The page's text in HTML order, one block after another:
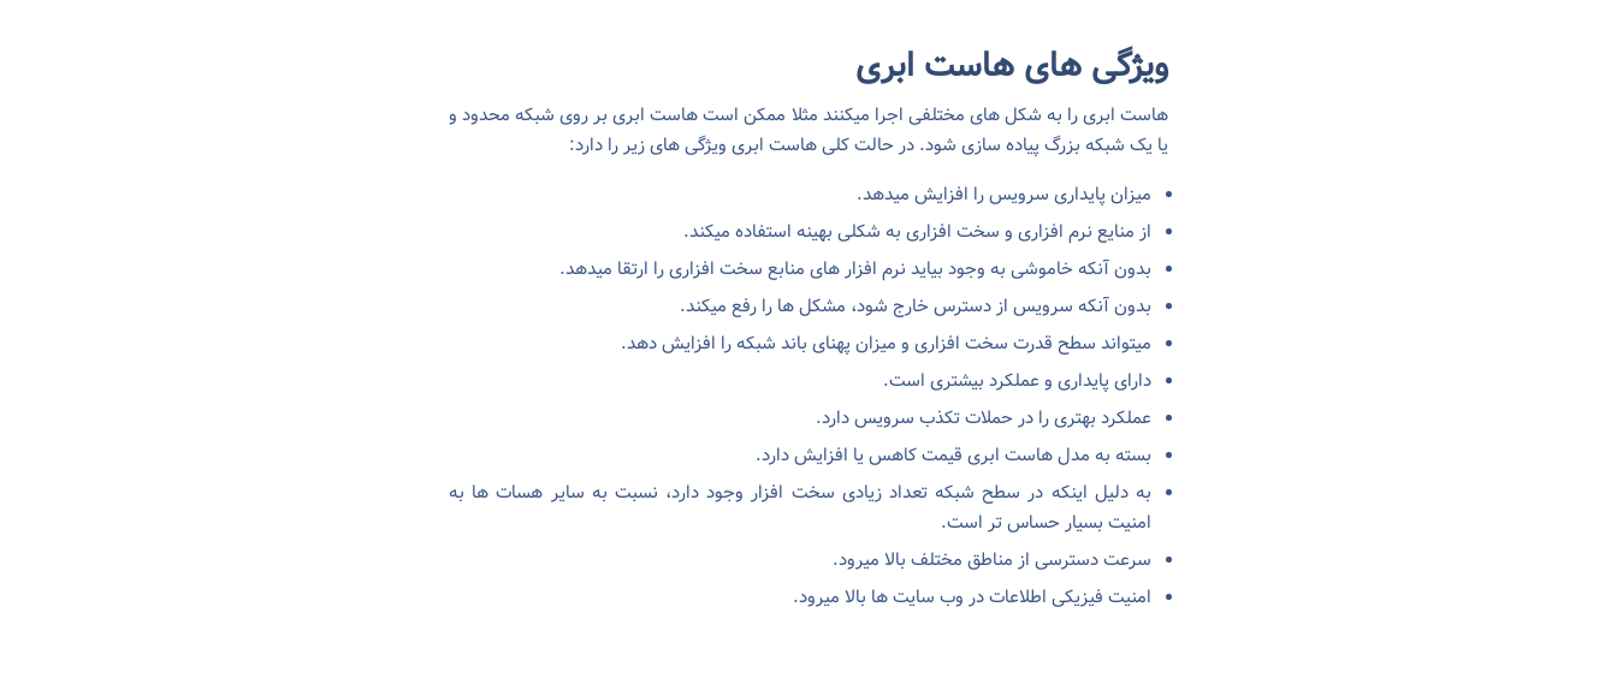
ویژگی های هاست ابری
هاست ابری را به شکل های مختلفی اجرا میکنند مثلا ممکن است هاست ابری بر روی شبکه محدود و
یا یک شبکه بزرگ پیاده سازی شود. در حالت کلی هاست ابری ویژگی های زیر را دارد:
میزان پایداری سرویس را افزایش میدهد.
از منایع نرم افزاری و سخت افزاری به شکلی بهینه استفاده میکند.
بدون آنکه خاموشی به وجود بیاید نرم افزار های منابع سخت افزاری را ارتقا میدهد.
بدون آنکه سرویس از دسترس خارج شود، مشکل ها را رفع میکند.
میتواند سطح قدرت سخت افزاری و میزان پهنای باند شبکه را افزایش دهد.
دارای پایداری و عملکرد بیشتری است.
عملکرد بهتری را در حملات تکذب سرویس دارد.
بسته به مدل هاست ابری قیمت کاهس یا افزایش دارد.
به دلیل اینکه در سطح شبکه تعداد زیادی سخت افزار وجود دارد، نسبت به سایر هسات ها به
امنیت بسیار حساس تر است.
سرعت دسترسی از مناطق مختلف بالا میرود.
امنیت فیزیکی اطلاعات در وب سایت ها بالا میرود.